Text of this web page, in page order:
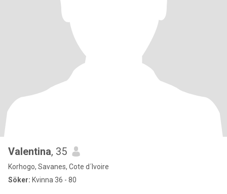
Valentina, 35
Korhogo, Savanes, Cote d´Ivoire
Söker: Kvinna 36 - 80